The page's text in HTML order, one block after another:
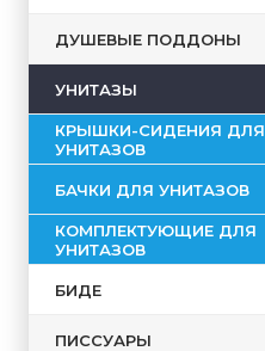
ДУШЕВЫЕ ПОДДОНЫ
УНИТАЗЫ
КРЫШКИ-СИДЕНИЯ ДЛЯ
УНИТАЗОВ
БАЧКИ ДЛЯ УНИТАЗОВ
КОМПЛЕКТУЮЩИЕ ДЛЯ
УНИТАЗОВ
БИДЕ
ПИССУАРЫ